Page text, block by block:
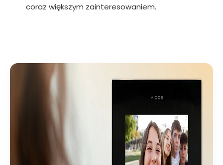
coraz większym zainteresowaniem.